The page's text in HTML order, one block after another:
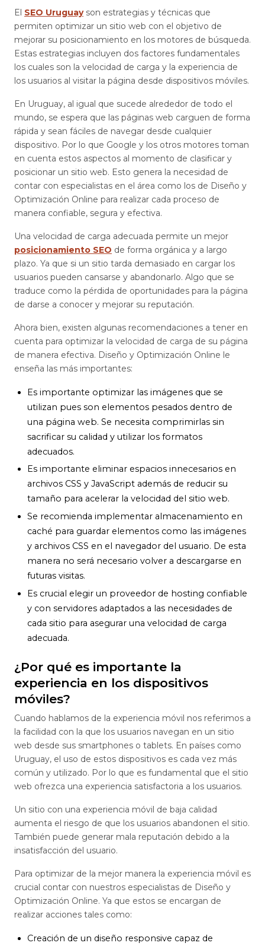
El SEO Uruguayson estrategias y técnicas que
permiten optimizar un sitio web con el objetivo de
mejorar su posicionamiento en los motores de búsqueda.
Estas estrategias incluyen dos factores fundamentales
los cuales son la velocidad de carga y la experiencia de
los usuarios al visitar la página desde dispositivos móviles.
En Uruguay, al igual que sucede alrededor de todo el
mundo, se espera que las páginas web carguen de forma
rápida y sean fáciles de navegar desde cualquier
dispositivo. Por lo que Google y los otros motores toman
en cuenta estos aspectos al momento de clasificar y
posicionar un sitio web. Esto genera la necesidad de
contar con especialistas en el área como los de Diseño y
Optimización Online para realizar cada proceso de
manera confiable, segura y efectiva.
Una velocidad de carga adecuada permite un mejor
posicionamiento SEO de forma orgánica y a largo
plazo. Ya que si un sitio tarda demasiado en cargar los
usuarios pueden cansarse y abandonarlo. Algo que se
traduce como la pérdida de oportunidades para la página
de darse a conocer y mejorar su reputación.
Ahora bien, existen algunas recomendaciones a tener en
cuenta para optimizar la velocidad de carga de su página
de manera efectiva. Diseño y Optimización Online le
enseña las más importantes:
Es importante optimizar las imágenes que se
utilizan pues son elementos pesados dentro de
una página web. Se necesita comprimirlas sin
sacrificar su calidad y utilizar los formatos
adecuados.
Es importante eliminar espacios innecesarios en
archivos CSS y JavaScript además de reducir su
tamaño para acelerar la velocidad del sitio web.
Se recomienda implementar almacenamiento en
caché para guardar elementos como las imágenes
y archivos CSS en el navegador del usuario. De esta
manera no será necesario volver a descargarse en
futuras visitas.
Es crucial elegir un proveedor de hosting confiable
y con servidores adaptados a las necesidades de
cada sitio para asegurar una velocidad de carga
adecuada.
¿Por qué es importante la
experiencia en los dispositivos
móviles?
Cuando hablamos de la experiencia móvil nos referimos a
la facilidad con la que los usuarios navegan en un sitio
web desde sus smartphones o tablets. En países como
Uruguay, el uso de estos dispositivos es cada vez más
común y utilizado. Por lo que es fundamental que el sitio
web ofrezca una experiencia satisfactoria a los usuarios.
Un sitio con una experiencia móvil de baja calidad
aumenta el riesgo de que los usuarios abandonen el sitio.
También puede generar mala reputación debido a la
insatisfacción del usuario.
Para optimizar de la mejor manera la experiencia móvil es
crucial contar con nuestros especialistas de Diseño y
Optimización Online. Ya que estos se encargan de
realizar acciones tales como:
Creación de un diseño responsive capaz de